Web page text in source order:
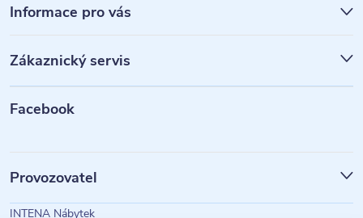
á
p
a
Informace pro vás
Zákaznický servis
Facebook
Provozovatel
INTENA Nábytek